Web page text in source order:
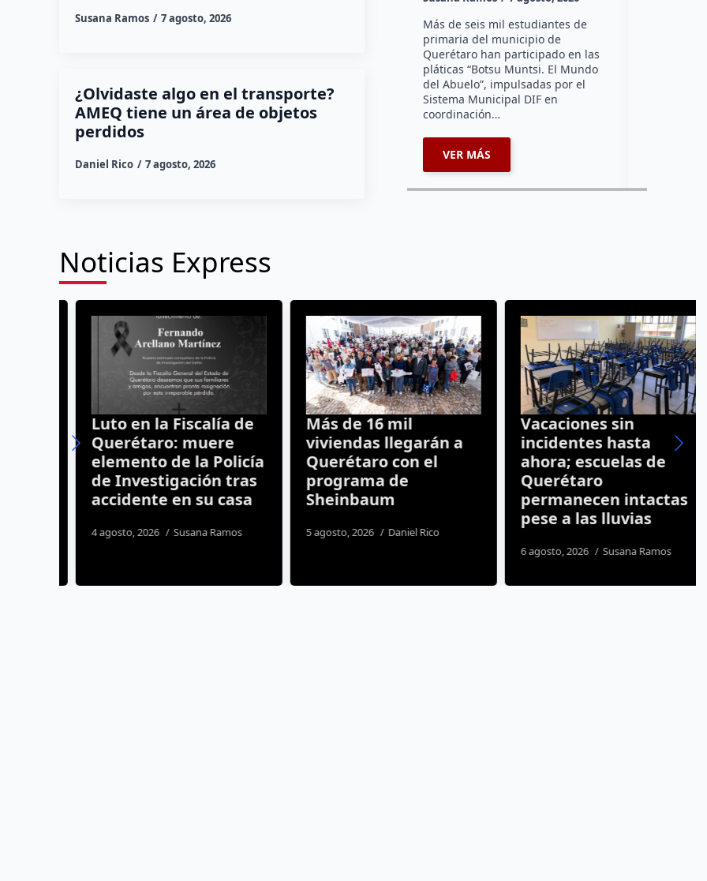
Susana Ramos 7 agosto, 2026
¿Olvidaste algo en el transporte?
AMEQ tiene un área de objetos
perdidos
Daniel Rico 7 agosto, 2026
Más de seis mil estudiantes de
primaria del municipio de
Querétaro han participado en las
pláticas “Botsu Muntsi. El Mundo
del Abuelo”, impulsadas por el
Sistema Municipal DIF en
coordinación…
VER MÁS
Noticias Express
Luto en la Fiscalía de
Querétaro: muere
elemento de la Policía
de Investigación tras
accidente en su casa
4 agosto, 2026 Susana Ramos
Más de 16 mil
viviendas llegarán a
Querétaro con el
programa de
Sheinbaum
5 agosto, 2026 Daniel Rico
Vacaciones sin
incidentes hasta
ahora; escuelas de
Querétaro
permanecen intactas
pese a las lluvias
6 agosto, 2026 Susana Ramos